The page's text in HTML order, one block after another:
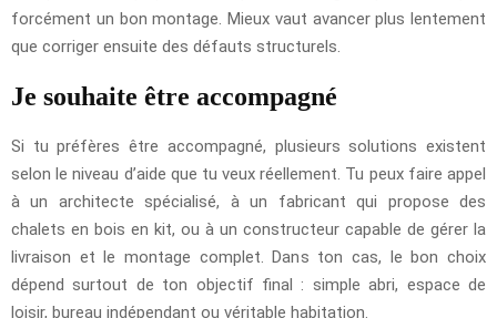
forcément un bon montage. Mieux vaut avancer plus lentement
que corriger ensuite des défauts structurels.
Je souhaite être accompagné
Si tu préfères être accompagné, plusieurs solutions existent
selon le niveau d’aide que tu veux réellement. Tu peux faire appel
à un architecte spécialisé, à un fabricant qui propose des
chalets en bois en kit, ou à un constructeur capable de gérer la
livraison et le montage complet. Dans ton cas, le bon choix
dépend surtout de ton objectif final : simple abri, espace de
loisir, bureau indépendant ou véritable habitation.